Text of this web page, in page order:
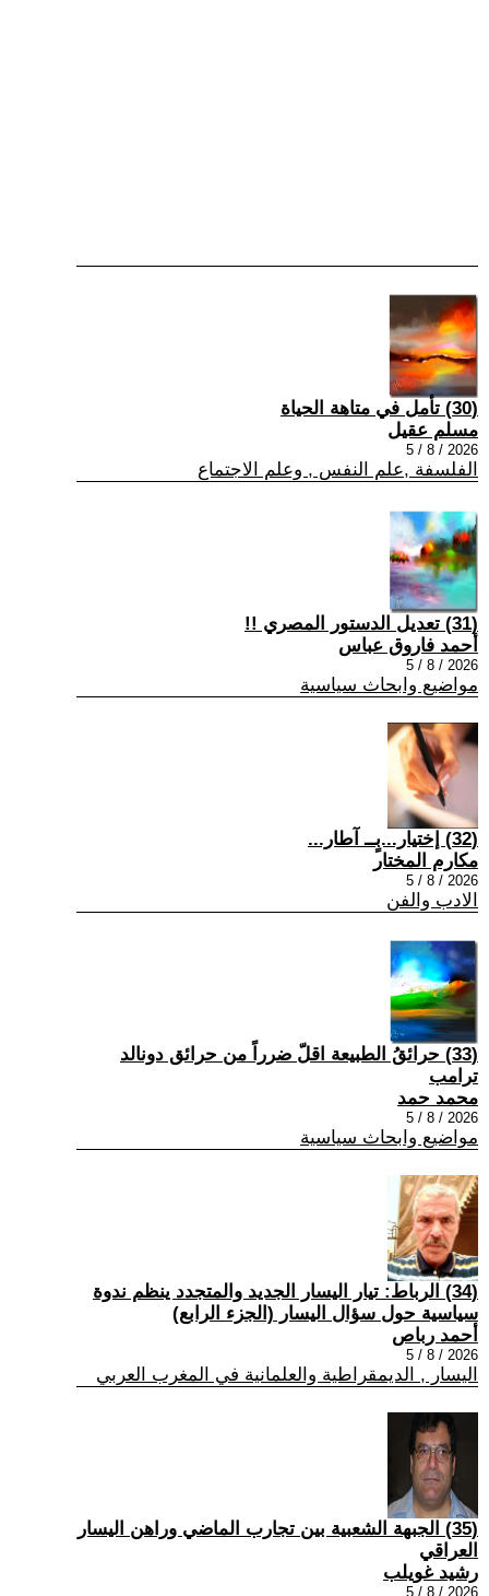
(30) تأمل في متاهة الحياة
مسلم عقيل
2026 / 8 / 5
الفلسفة ,علم النفس , وعلم الاجتماع
(31) تعديل الدستور المصري !!
أحمد فاروق عباس
2026 / 8 / 5
مواضيع وابحاث سياسية
(32) إختيار...بٍــ آطار...
مكارم المختار
2026 / 8 / 5
الادب والفن
(33) حرائقُ الطبيعة اقلّ ضرراً من حرائق دونالد
ترامب
محمد حمد
2026 / 8 / 5
مواضيع وابحاث سياسية
(34) الرباط: تيار اليسار الجديد والمتجدد ينظم ندوة
سياسية حول سؤال اليسار (الجزء الرابع)
أحمد رباص
2026 / 8 / 5
اليسار , الديمقراطية والعلمانية في المغرب العربي
(35) الجبهة الشعبية بين تجارب الماضي وراهن اليسار
العراقي
رشيد غويلب
2026 / 8 / 5